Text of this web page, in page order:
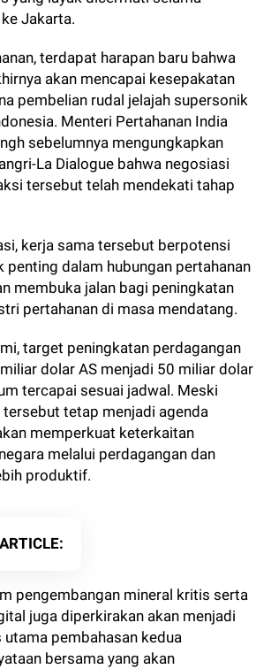
Jakarta.
terdapat harapan baru bahwa
akan mencapai kesepakatan
pembelian rudal jelajah supersonik
Menteri Pertahanan India
sebelumnya mengungkapkan
La Dialogue bahwa negosiasi
tersebut telah mendekati tahap
kerja sama tersebut berpotensi
penting dalam hubungan pertahanan
membuka jalan bagi peningkatan
pertahanan di masa mendatang.
target peningkatan perdagangan
dolar AS menjadi 50 miliar dolar
tercapai sesuai jadwal. Meski
tetap menjadi agenda
memperkuat keterkaitan
melalui perdagangan dan
produktif.
pengembangan mineral kritis serta
juga diperkirakan akan menjadi
pembahasan kedua
bersama yang akan